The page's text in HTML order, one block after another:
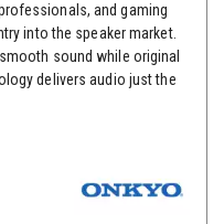
and gaming
into the speaker market.
sound while original
delivers audio just the